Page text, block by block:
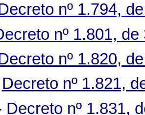
nº 1.794,
nº 1.801,
nº 1.820,
Decreto nº 1.821,
Decreto nº 1.831,